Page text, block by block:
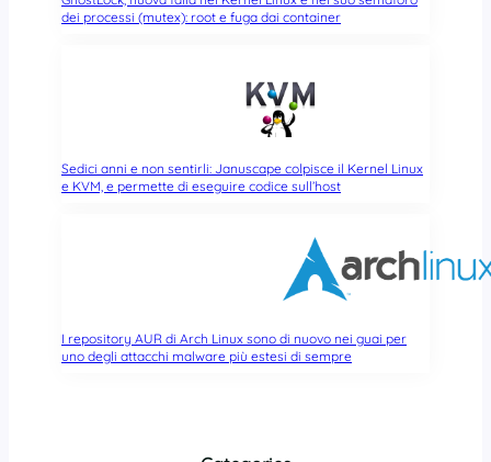
dei processi (mutex): root e fuga dai container
Sedici anni e non sentirli: Januscape colpisce il Kernel Linux
e KVM, e permette di eseguire codice sull’host
I repository AUR di Arch Linux sono di nuovo nei guai per
uno degli attacchi malware più estesi di sempre